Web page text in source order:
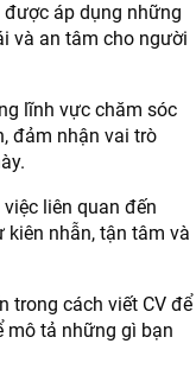
áp dụng những
và an tâm cho người
lĩnh vực chăm sóc
đảm nhận vai trò
liên quan đến
nhẫn, tận tâm và
trong cách viết CV để
mô tả những gì bạn